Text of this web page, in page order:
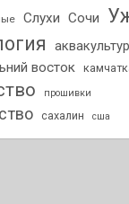
Слухи Сочи
восток
прошивки
сахалин сша